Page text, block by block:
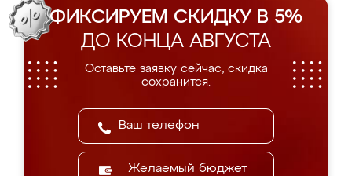
ФИКСИРУЕМ СКИДКУ В 5%
ДО КОНЦА АВГУСТА
Оставьте заявку сейчас, скидка
сохранится.
Желаемый бюджет